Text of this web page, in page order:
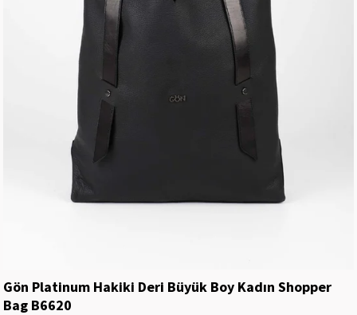
Gön Platinum Hakiki Deri Büyük Boy Kadın Shopper
Bag B6620